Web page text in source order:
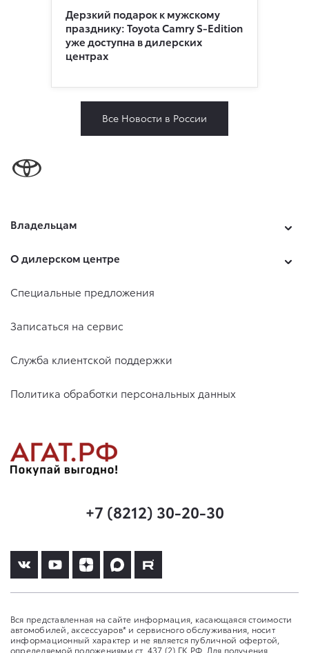
Дерзкий подарок к мужскому
празднику: Toyota Camry S-Edition
уже доступна в дилерских
центрах
Все Новости в России
Владельцам
О дилерском центре
Специальные предложения
Записаться на сервис
Служба клиентской поддержки
Политика обработки персональных данных
+7 (8212) 30-20-30
Вся представленная на сайте информация, касающаяся стоимости
автомобилей, аксессуаров* и сервисного обслуживания, носит
информационный характер и не является публичной офертой,
определяемой положениями ст. 437 (2) ГК РФ. Для получения